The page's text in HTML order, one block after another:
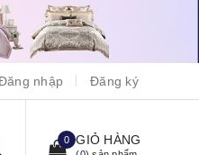
nhập Đăng ký
0 GIỎ HÀNG